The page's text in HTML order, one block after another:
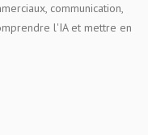
communication,
l'IA et mettre en